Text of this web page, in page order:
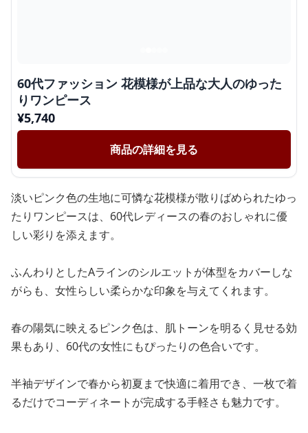
60代ファッション 花模様が上品な大人のゆった
りワンピース
¥5,740
商品の詳細を見る
淡いピンク色の生地に可憐な花模様が散りばめられたゆっ
たりワンピースは、60代レディースの春のおしゃれに優
しい彩りを添えます。
ふんわりとしたAラインのシルエットが体型をカバーしな
がらも、女性らしい柔らかな印象を与えてくれます。
春の陽気に映えるピンク色は、肌トーンを明るく見せる効
果もあり、60代の女性にもぴったりの色合いです。
半袖デザインで春から初夏まで快適に着用でき、一枚で着
るだけでコーディネートが完成する手軽さも魅力です。